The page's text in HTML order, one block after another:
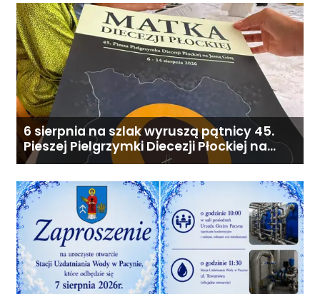
6 sierpnia na szlak wyruszą pątnicy 45.
Pieszej Pielgrzymki Diecezji Płockiej na
Jasną Górę